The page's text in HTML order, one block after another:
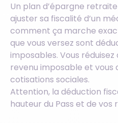
Un plan d’épargne
ajuster sa fiscalité d’un
comment ça marche
que vous versez sont
imposables. Vous
revenu imposable et vous
cotisations sociales.
Attention, la déduction
hauteur du Pass et de vos